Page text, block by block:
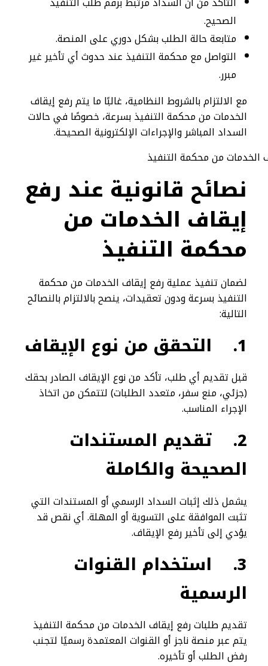
الصحيح.
متابعة حالة الطلب بشكل دوري على المنصة.
التواصل مع محكمة التنفيذ عند حدوث أي تأخير غير
مبرر.
مع الالتزام بالشروط النظامية، غالبًا ما يتم رفع إيقاف
الخدمات من محكمة التنفيذ بسرعة، خصوصًا في حالات
السداد المباشر والإجراءات الإلكترونية الصحيحة.
نصائح قانونية عند رفع
إيقاف الخدمات من
محكمة التنفيذ
لضمان تنفيذ عملية رفع إيقاف الخدمات من محكمة
التنفيذ بسرعة ودون تعقيدات، ينصح بالالتزام بالنصائح
التالية:
1. التحقق من نوع الإيقاف
قبل تقديم أي طلب، تأكد من نوع الإيقاف الصادر بحقك
(جزئي، منع سفر، متعدد الطلبات) لتتمكن من اتخاذ
الإجراء المناسب.
2.
تقديم المستندات
الصحيحة والكاملة
يشمل ذلك إثبات السداد الرسمي أو المستندات التي
تثبت الموافقة على التسوية أو المهلة. أي نقص قد
يؤدي إلى تأخير رفع الإيقاف.
3.
استخدام القنوات
الرسمية
تقديم طلبات رفع إيقاف الخدمات من محكمة التنفيذ
يتم عبر منصة ناجز أو القنوات المعتمدة رسميًا لتجنب
رفض الطلب أو تأخيره.